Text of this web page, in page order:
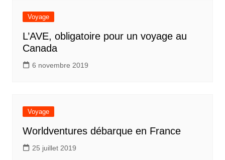
Voyage
L’AVE, obligatoire pour un voyage au
Canada
6 novembre 2019
Voyage
Worldventures débarque en France
25 juillet 2019